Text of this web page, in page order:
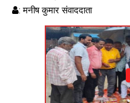
: मनीष कुमार संवाददाता